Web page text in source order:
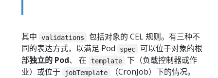
其中 validations
包括对象的 CEL 规则。有三种不
同的表达方式，以满足 Pod
spec
可以位于对象的根
部独立的 Pod、 在 template
下（负载控制器或作
业）或位于
jobTemplate
（CronJob）下的情况。